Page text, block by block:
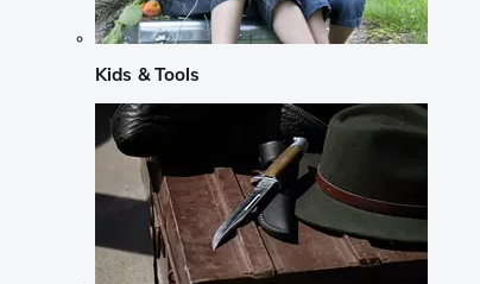
Kids & Tools